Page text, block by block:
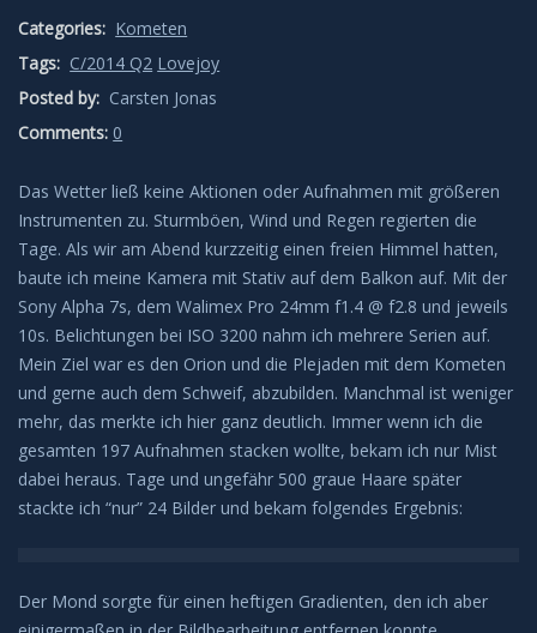
Kondensstreifenschatten
Leuchtende Nachtwolken
Lichtsäulen
Meeresleuchten
Mondhalos
Oppositionseffekt
Polarlicht
Regenbögen
Categories: Kometen
Tags: C/2014 Q2 Lovejoy
Posted by: Carsten Jonas
Comments: 0
Das Wetter ließ keine Aktionen oder Aufnahmen mit größeren
Instrumenten zu. Sturmböen, Wind und Regen regierten die
Tage. Als wir am Abend kurzzeitig einen freien Himmel hatten,
baute ich meine Kamera mit Stativ auf dem Balkon auf. Mit der
Sony Alpha 7s, dem Walimex Pro 24mm f1.4 @ f2.8 und jeweils
10s. Belichtungen bei ISO 3200 nahm ich mehrere Serien auf.
Mein Ziel war es den Orion und die Plejaden mit dem Kometen
und gerne auch dem Schweif, abzubilden. Manchmal ist weniger
mehr, das merkte ich hier ganz deutlich. Immer wenn ich die
gesamten 197 Aufnahmen stacken wollte, bekam ich nur Mist
dabei heraus. Tage und ungefähr 500 graue Haare später
stackte ich “nur” 24 Bilder und bekam folgendes Ergebnis:
Der Mond sorgte für einen heftigen Gradienten, den ich aber